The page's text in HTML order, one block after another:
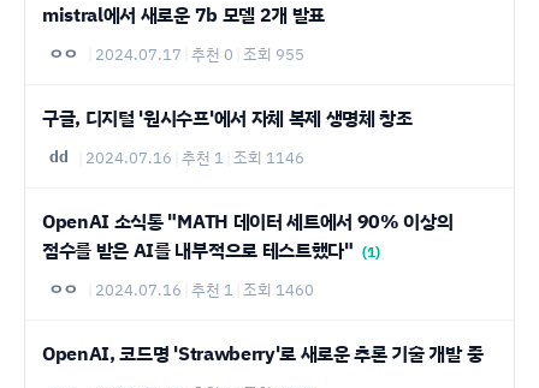
mistral에서 새로운 7b 모델 2개 발표
ㅇㅇ 2024.07.17 추천 0 조회 955
구글, 디지털 '원시수프'에서 자체 복제 생명체 창조
dd 2024.07.16 추천 1 조회 1146
OpenAI 소식통 "MATH 데이터 세트에서 90% 이상의
점수를 받은 AI를 내부적으로 테스트했다" (1)
ㅇㅇ 2024.07.16 추천 1 조회 1460
OpenAI, 코드명 'Strawberry'로 새로운 추론 기술 개발 중